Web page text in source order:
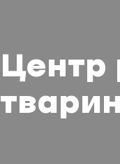
Центр
тварин